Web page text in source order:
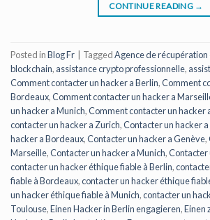
CONTINUE READING →
Posted inBlog Fr TaggedAgence de
blockchain, assistance crypto professionnelle,
Comment contacter un hacker a Berlin,Comment
Bordeaux,Comment contacter un hacker a
un hacker a Munich,Comment contacter un hacker
contacter un hacker a Zurich,Contacter un hacker
hacker a Bordeaux,Contacter un hacker a Genève,
Marseille,Contacter un hacker a Munich,Contacter
contacter un hacker éthique fiable à Berlin,
fiable à Bordeaux,contacter un hacker éthique
un hacker éthique fiable à Munich,contacter un
Toulouse,Einen Hacker in Berlin engagieren,Einen